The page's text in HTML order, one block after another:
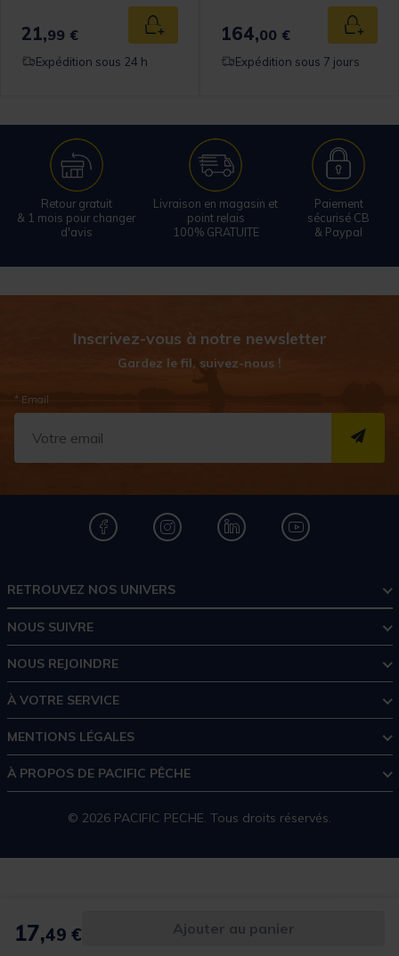
17,49 € Ajouter au panier
panier
21,99 € Ajouter au panier
Expédition sous 24 h
164,00 €
Expédition sous 7 jours
Retour gratuit
& 1 mois pour changer
d'avis
Livraison en magasin et
point relais
100% GRATUITE
Paiement
sécurisé CB
& Paypal
Inscrivez-vous à notre newsletter
Gardez le fil, suivez-nous !
* Email
RETROUVEZ NOS UNIVERS
NOUS SUIVRE
NOUS REJOINDRE
À VOTRE SERVICE
MENTIONS LÉGALES
À PROPOS DE PACIFIC PÊCHE
© 2026 PACIFIC PECHE. Tous droits réservés.